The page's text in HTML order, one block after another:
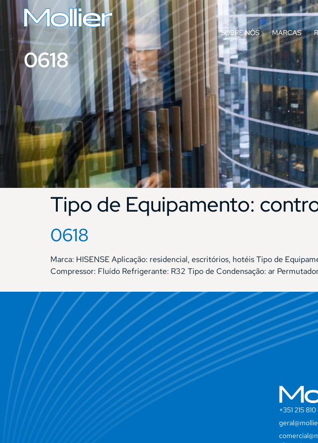
SOBRE NÓS MARCAS
0618
Tipo de Equipamento:
0618
Marca: HISENSE Aplicação: residencial, escritórios, hotéis Tipo de
Compressor: Fluído Refrigerante: R32 Tipo de Condensação: ar
+351 215